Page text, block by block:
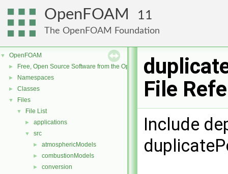
OpenFOAM 11
The OpenFOAM Foundation
▼ OpenFOAM
► Free, Open Source Software from the OpenFOAM Foundation
► Namespaces
► Classes
▼ Files
▼ File List
► applications
▼ src
► atmosphericModels
► combustionModels
► conversion
File
Include